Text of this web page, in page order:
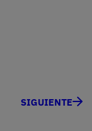
SIGUIENTE